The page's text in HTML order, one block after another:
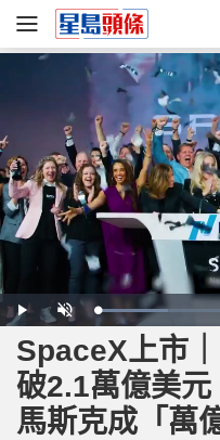
P
l
y
U
n
u
t
L
o
e
d
:
2
9
.
1
3
SpaceX上市
破2.1萬億美元
馬斯克成「萬